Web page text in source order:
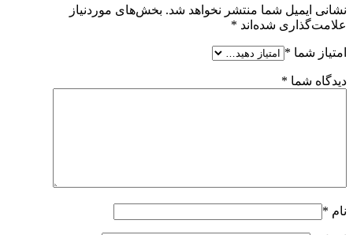
نشانی ایمیل شما منتشر نخواهد شد. بخش‌های موردنیاز
علامت‌گذاری شده‌اند *
امتیاز شما *
دیدگاه شما *
نام *